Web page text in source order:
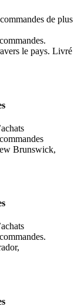
de plus
le pays. Livré
Brunswick,